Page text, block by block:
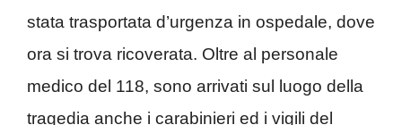
stata trasportata d’urgenza in ospedale, dove
ora si trova ricoverata. Oltre al personale
medico del 118, sono arrivati sul luogo della
tragedia anche i carabinieri ed i vigili del